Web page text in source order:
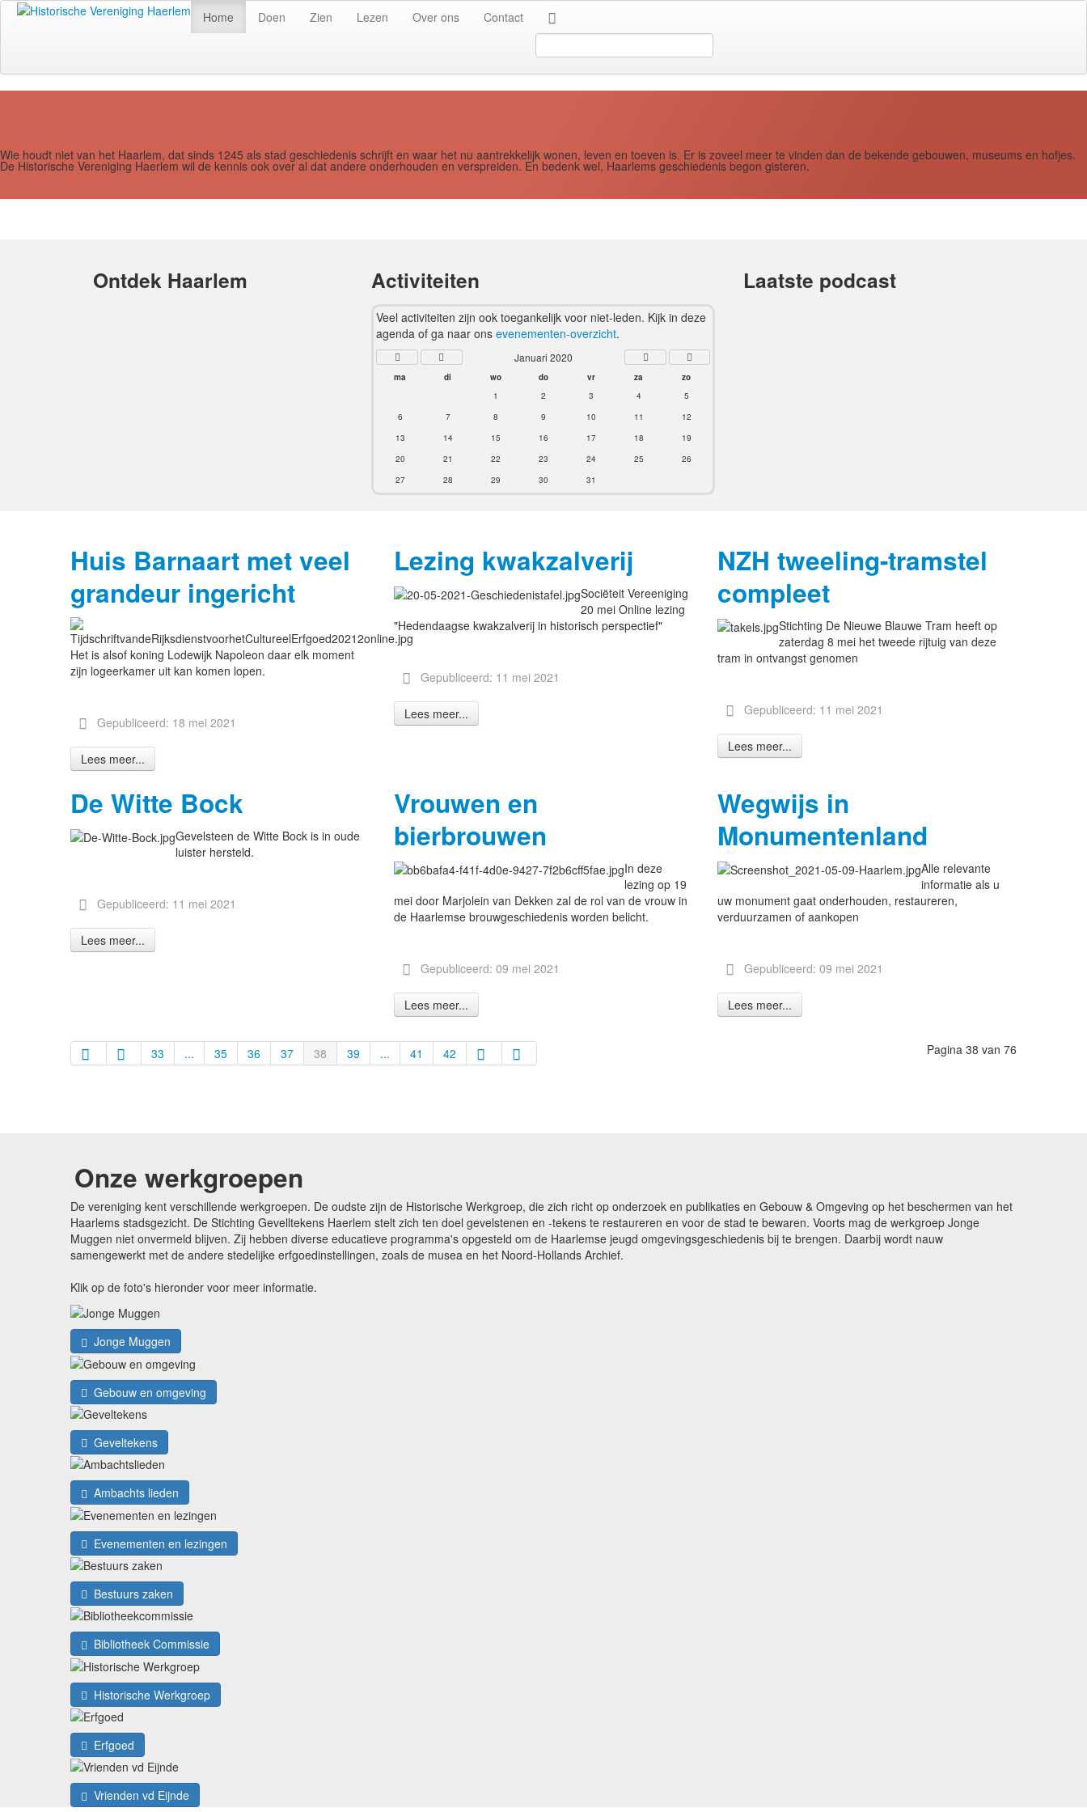
Home Doen Zien Lezen Over ons
Contact
...
Wie houdt niet van het Haarlem, dat sinds 1245 als stad geschiedenis schrijft en waar het nu aantrekkelijk wonen, leven en toeven is. Er is zoveel meer te vinden dan de bekende gebouwen, museums en hofjes.
De Historische Vereniging Haerlem wil de kennis ook over al dat andere onderhouden en verspreiden. En bedenk wel, Haarlems geschiedenis begon gisteren.
Ontdek Haarlem Activiteiten
Veel activiteiten zijn ook toegankelijk voor niet-leden. Kijk in deze
agenda of ga naar onsevenementen-overzicht.
Januari 2020
ma di wo do vr za
zo
1
2 3 4
5
6
7 8 9 10 11
12
13
14 15 16 17 18
19
20
21 22 23 24 25
26
27
28 29 30 31
Laatste podcast
Huis Barnaart met veel
grandeur ingericht
Het is alsof koning Lodewijk Napoleon daar elk moment
zijn logeerkamer uit kan komen lopen.
Gepubliceerd: 18 mei 2021
Lees meer...
Lezing kwakzalverij
Sociëteit Vereeniging
20 mei Online lezing
"Hedendaagse kwakzalverij in historisch perspectief"
Gepubliceerd: 11 mei 2021
Lees meer...
NZH tweeling-tramstel
compleet
Stichting De Nieuwe Blauwe Tram heeft op
zaterdag 8 mei het tweede rijtuig van deze
tram in ontvangst genomen
Gepubliceerd: 11 mei 2021
Lees meer...
De Witte Bock
Gevelsteen de Witte Bock is in oude
luister hersteld.
Gepubliceerd: 11 mei 2021
Lees meer...
Vrouwen en
bierbrouwen
In deze
lezing op 19
mei door Marjolein van Dekken zal de rol van de vrouw in
de Haarlemse brouwgeschiedenis worden belicht.
Gepubliceerd: 09 mei 2021
Lees meer...
Wegwijs in
Monumentenland
Alle relevante
informatie als u
uw monument gaat onderhouden, restaureren,
verduurzamen of aankopen
Gepubliceerd: 09 mei 2021
Lees meer...
Pagina 38 van 76
33 ... 35 36 37 38 39 ... 41 42
Onze werkgroepen
De vereniging kent verschillende werkgroepen. De oudste zijn de Historische Werkgroep, die zich richt op onderzoek en publikaties en Gebouw & Omgeving op het beschermen van het
Haarlems stadsgezicht. De Stichting Gevelltekens Haerlem stelt zich ten doel gevelstenen en -tekens te restaureren en voor de stad te bewaren. Voorts mag de werkgroep Jonge
Muggen niet onvermeld blijven. Zij hebben diverse educatieve programma's opgesteld om de Haarlemse jeugd omgevingsgeschiedenis bij te brengen. Daarbij wordt nauw
samengewerkt met de andere stedelijke erfgoedinstellingen, zoals de musea en het Noord-Hollands Archief.
Klik op de foto's hieronder voor meer informatie.
Jonge Muggen
Gebouw en omgeving
Geveltekens
Ambachts lieden
Evenementen en lezingen
Bestuurs zaken
Bibliotheek Commissie
Historische Werkgroep
Erfgoed
Vrienden vd Eijnde